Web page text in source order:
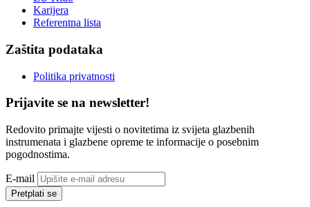
Karijera
Referentna lista
Zaštita podataka
Politika privatnosti
Prijavite se na newsletter!
Redovito primajte vijesti o novitetima iz svijeta glazbenih
instrumenata i glazbene opreme te informacije o posebnim
pogodnostima.
E-mail
Pretplati se